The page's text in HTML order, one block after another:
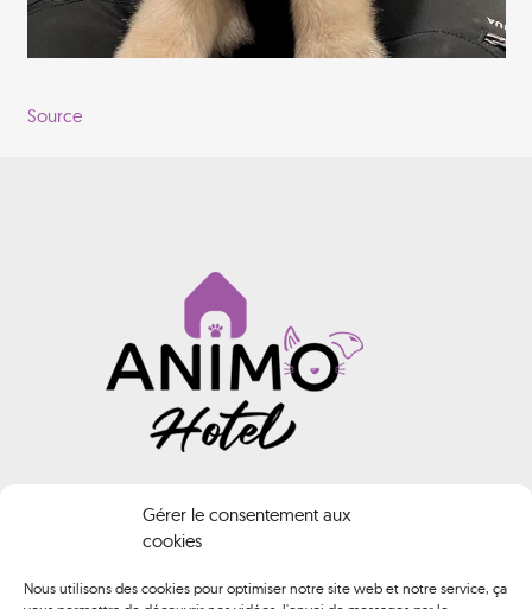
Gérer le consentement aux
cookies
Nous utilisons des cookies pour optimiser notre site web et notre service, ça
Source
Animo HOTEL